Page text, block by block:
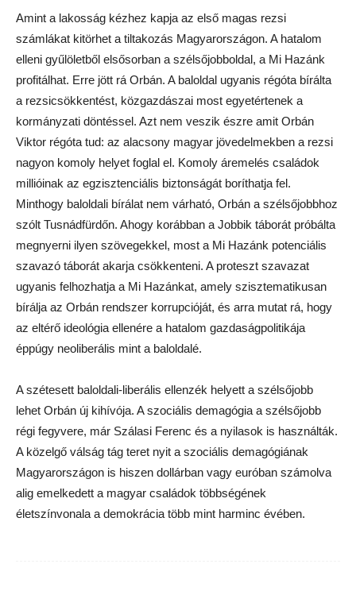
Amint a lakosság kézhez kapja az első magas rezsi
számlákat kitörhet a tiltakozás Magyarországon. A hatalom
elleni gyűlöletből elsősorban a szélsőjobboldal, a Mi Hazánk
profitálhat. Erre jött rá Orbán. A baloldal ugyanis régóta bírálta
a rezsicsökkentést, közgazdászai most egyetértenek a
kormányzati döntéssel. Azt nem veszik észre amit Orbán
Viktor régóta tud: az alacsony magyar jövedelmekben a rezsi
nagyon komoly helyet foglal el. Komoly áremelés családok
millióinak az egzisztenciális biztonságát boríthatja fel.
Minthogy baloldali bírálat nem várható, Orbán a szélsőjobbhoz
szólt Tusnádfürdőn. Ahogy korábban a Jobbik táborát próbálta
megnyerni ilyen szövegekkel, most a Mi Hazánk potenciális
szavazó táborát akarja csökkenteni. A proteszt szavazat
ugyanis felhozhatja a Mi Hazánkat, amely szisztematikusan
bírálja az Orbán rendszer korrupcióját, és arra mutat rá, hogy
az eltérő ideológia ellenére a hatalom gazdaságpolitikája
éppúgy neoliberális mint a baloldalé.
A szétesett baloldali-liberális ellenzék helyett a szélsőjobb
lehet Orbán új kihívója. A szociális demagógia a szélsőjobb
régi fegyvere, már Szálasi Ferenc és a nyilasok is használták.
A közelgő válság tág teret nyit a szociális demagógiának
Magyarországon is hiszen dollárban vagy euróban számolva
alig emelkedett a magyar családok többségének
életszínvonala a demokrácia több mint harminc évében.